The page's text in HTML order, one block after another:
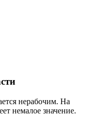
нерабочим. На
немалое значение.